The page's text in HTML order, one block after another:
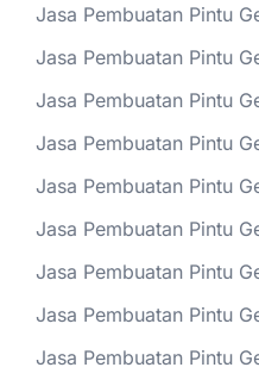
Jasa Pembuatan Pintu
Jasa Pembuatan Pintu
Jasa Pembuatan Pintu
Jasa Pembuatan Pintu
Jasa Pembuatan Pintu
Jasa Pembuatan Pintu
Jasa Pembuatan Pintu
Jasa Pembuatan Pintu
Jasa Pembuatan Pintu